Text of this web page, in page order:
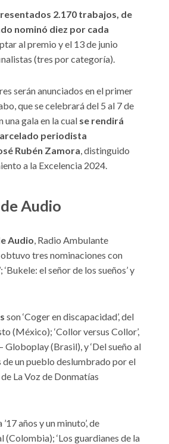
2.170 trabajos, de
nominó diez por cada
al premio y el 13 de junio
(tres por categoría).
serán anunciados en el primer
que se celebrará del 5 al 7 de
una gala en la cual se rendirá
periodista
Rubén Zamora, distinguido
a la Excelencia 2024.
Audio
Audio, Radio Ambulante
tres nominaciones con
‘Bukele: el señor de los sueños’ y
son ‘Coger en discapacidad’, del
(México); ‘Collor versus Collor’,
Globoplay (Brasil), y ‘Del sueño al
de un pueblo deslumbrado por el
de La Voz de Donmatías
años y un minuto’, de
(Colombia); ‘Los guardianes de la